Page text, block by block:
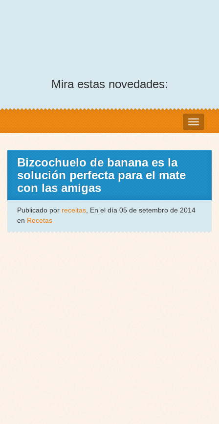
Mira estas novedades:
Bizcochuelo de banana es la
solución perfecta para el mate
con las amigas
Publicado por receitas, En el día 05 de setembro de 2014
en Recetas